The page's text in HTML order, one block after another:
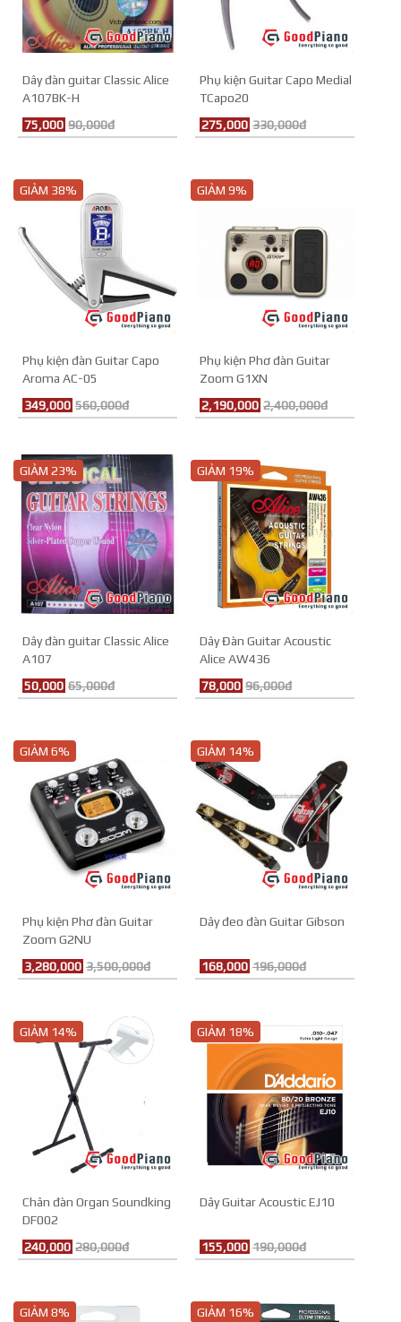
Dây đàn guitar Classic Alice
A107BK-H
75,000 90,000đ
Phụ kiện Guitar Capo Medial
TCapo20
275,000 330,000đ
GIẢM 38%
Phụ kiện đàn Guitar Capo
Aroma AC-05
349,000 560,000đ
GIẢM 9%
Phụ kiện Phơ đàn Guitar
Zoom G1XN
2,190,000 2,400,000đ
GIẢM 23%
Dây đàn guitar Classic Alice
A107
50,000 65,000đ
GIẢM 19%
Dây Đàn Guitar Acoustic
Alice AW436
78,000 96,000đ
GIẢM 6%
Phụ kiện Phơ đàn Guitar
Zoom G2NU
3,280,000 3,500,000đ
GIẢM 14%
Dây đeo đàn Guitar Gibson
168,000 196,000đ
GIẢM 14%
Chân đàn Organ Soundking
DF002
240,000 280,000đ
GIẢM 18%
Dây Guitar Acoustic EJ10
155,000 190,000đ
GIẢM 8% GIẢM 16%